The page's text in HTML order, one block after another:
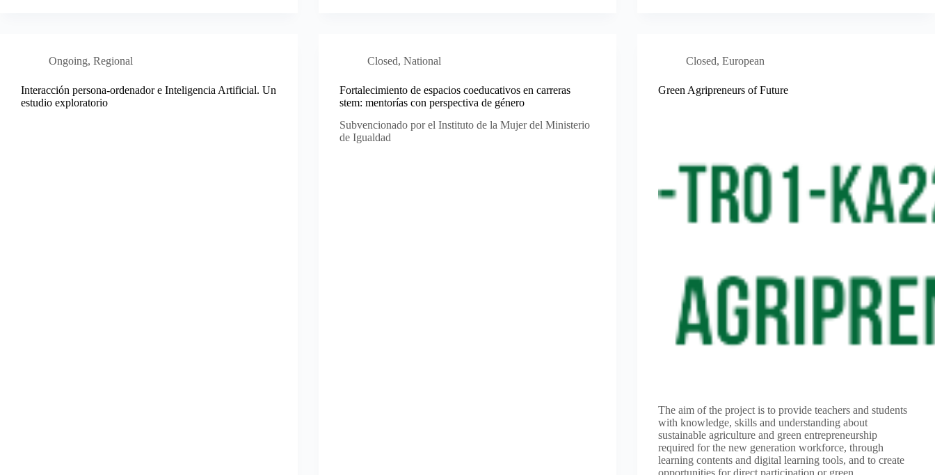
Ongoing, Regional
Interacción persona-ordenador e Inteligencia Artificial. Un
estudio exploratorio
Closed, National
Fortalecimiento de espacios coeducativos en carreras
stem: mentorías con perspectiva de género
Subvencionado por el Instituto de la Mujer del Ministerio
de Igualdad
Closed, European
Green Agripreneurs of Future
The aim of the project is to provide teachers and students
with knowledge, skills and understanding about
sustainable agriculture and green entrepreneurship
required for the new generation workforce, through
learning contents and digital learning tools, and to create